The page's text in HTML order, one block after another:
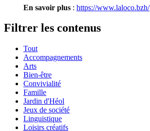
En savoir plus : https://www.laloco.bzh/
Filtrer les contenus
Tout
Accompagnements
Arts
Bien-être
Convivialité
Famille
Jardin d'Héol
Jeux de société
Linguistique
Loisirs créatifs